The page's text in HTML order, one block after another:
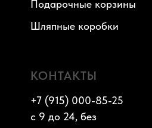
Подарочные корзины
Шляпные коробки
КОНТАКТЫ
+7 (915) 000-85-25
с 9 до 24, без